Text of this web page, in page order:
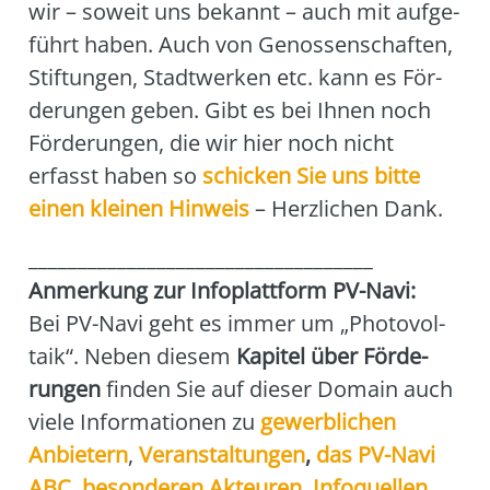
wir – soweit uns bekannt – auch mit auf­ge­
führt haben. Auch von Genos­sen­schaf­ten,
Stif­tun­gen, Stadt­wer­ken etc. kann es För­
de­run­gen geben. Gibt es bei Ihnen noch
För­de­run­gen, die wir hier noch nicht
erfasst haben so schi­cken Sie uns bit­te
einen klei­nen Hin­weis– Herz­li­chen Dank.
Anmer­kung zur Info­platt­form PV-Navi:
Bei PV-Navi geht es immer um „Pho­to­vol­
ta­ik“. Neben die­sem Kapi­tel über För­de­
run­genfin­den Sie auf die­ser Domain auch
vie­le Infor­ma­tio­nen zu gewerb­li­chen
Anbie­tern, Ver­an­stal­tun­gen, das PV-Navi